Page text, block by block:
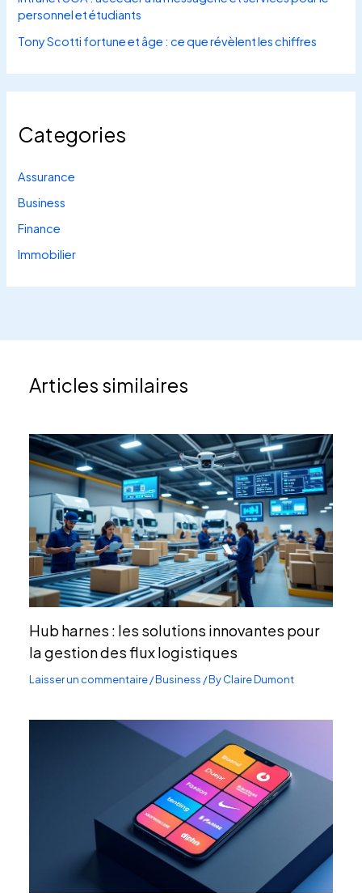
personnel et étudiants
Tony Scotti fortune et âge : ce que révèlent les chiffres
Categories
Assurance
Business
Finance
Immobilier
Articles similaires
Hub harnes : les solutions innovantes pour
la gestion des flux logistiques
Laisser un commentaire/Business / ByClaire Dumont